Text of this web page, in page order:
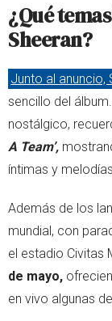
¿Qué
Sheeran?
Junto al anuncio,
sencillo del
nostálgico,
A Team’,
íntimas y
Además de los
mundial, con
el estadio Civitas
de mayo,
en vivo algunas